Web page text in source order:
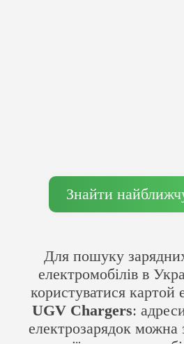
Для пошуку
електромобілів в
користуватися картой
UGV Chargers:
електрозарядок можна
Знайти